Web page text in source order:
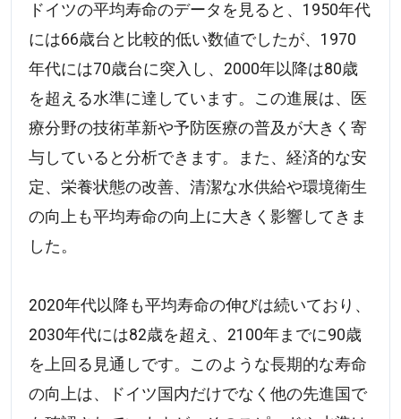
ドイツの平均寿命のデータを見ると、1950年代
には66歳台と比較的低い数値でしたが、1970
年代には70歳台に突入し、2000年以降は80歳
を超える水準に達しています。この進展は、医
療分野の技術革新や予防医療の普及が大きく寄
与していると分析できます。また、経済的な安
定、栄養状態の改善、清潔な水供給や環境衛生
の向上も平均寿命の向上に大きく影響してきま
した。
2020年代以降も平均寿命の伸びは続いており、
2030年代には82歳を超え、2100年までに90歳
を上回る見通しです。このような長期的な寿命
の向上は、ドイツ国内だけでなく他の先進国で